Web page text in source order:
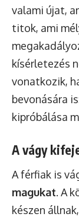
valami újat,
titok, ami
kísérletezés
vonatkozik,
bevonására
kipróbálása
A vágy
A férfiak is
magukat. A
készen